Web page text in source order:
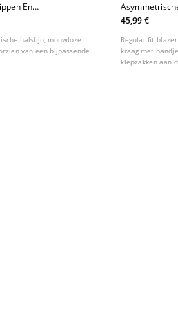
En
halslijn, mouwloze
van een bijpassende
45,99 €
Regular fit
kraag met
klepzakken aan